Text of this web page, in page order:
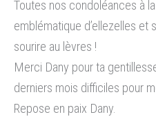
Toutes nos condoléances à
emblématique d’ellezelles et
sourire au lèvres !
Merci Dany pour ta
derniers mois difficiles pour
Repose en paix Dany.